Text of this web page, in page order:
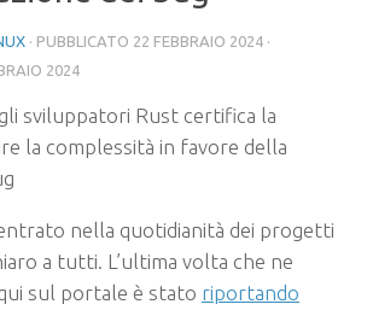
· PUBBLICATO 22 FEBBRAIO 2024 ·
2024
nella quotidianità dei progetti
a tutti. L’ultima volta che ne
sul portale è stato riportando